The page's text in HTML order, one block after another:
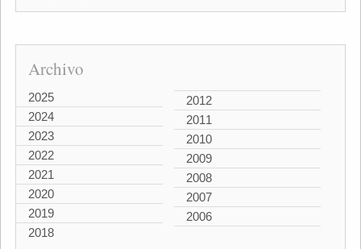
Archivo
2025
2024
2023
2022
2021
2020
2019
2018
2012
2011
2010
2009
2008
2007
2006